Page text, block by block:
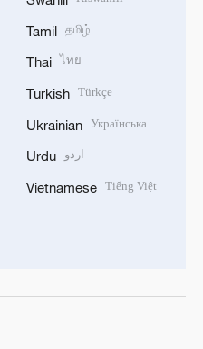
Tamil தமிழ்
Thai ไทย
Turkish Türkçe
Ukrainian Українська
Urdu اردو
Vietnamese Tiếng Việt